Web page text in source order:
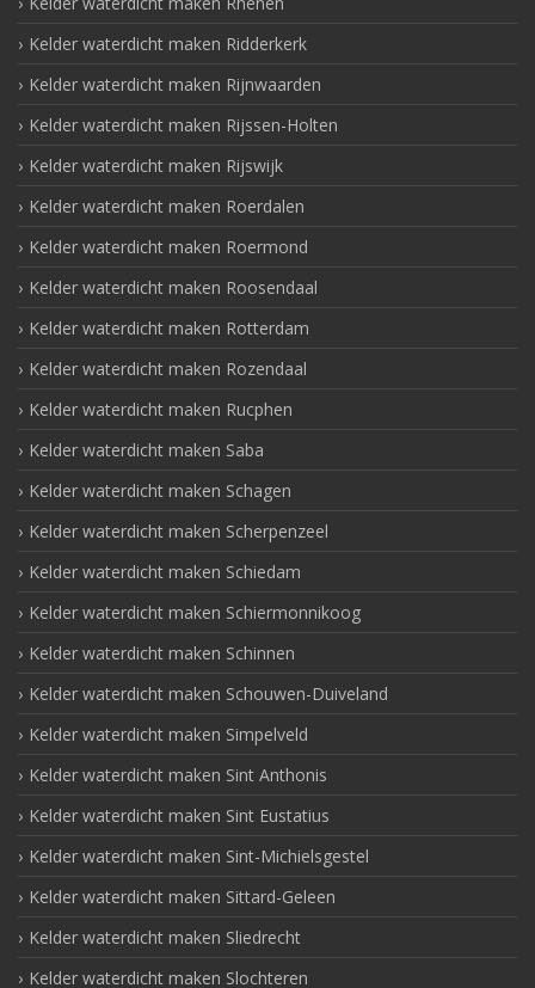
Kelder waterdicht maken Ridderkerk
Kelder waterdicht maken Rijnwaarden
Kelder waterdicht maken Rijssen-Holten
Kelder waterdicht maken Rijswijk
Kelder waterdicht maken Roerdalen
Kelder waterdicht maken Roermond
Kelder waterdicht maken Roosendaal
Kelder waterdicht maken Rotterdam
Kelder waterdicht maken Rozendaal
Kelder waterdicht maken Rucphen
Kelder waterdicht maken Saba
Kelder waterdicht maken Schagen
Kelder waterdicht maken Scherpenzeel
Kelder waterdicht maken Schiedam
Kelder waterdicht maken Schiermonnikoog
Kelder waterdicht maken Schinnen
Kelder waterdicht maken Schouwen-Duiveland
Kelder waterdicht maken Simpelveld
Kelder waterdicht maken Sint Anthonis
Kelder waterdicht maken Sint Eustatius
Kelder waterdicht maken Sint-Michielsgestel
Kelder waterdicht maken Sittard-Geleen
Kelder waterdicht maken Sliedrecht
Kelder waterdicht maken Slochteren